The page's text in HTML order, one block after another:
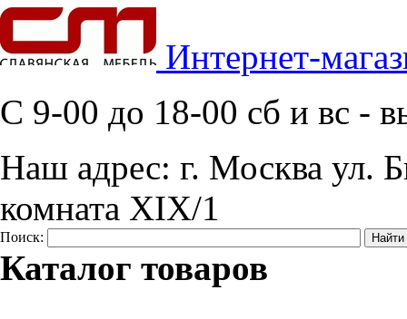
Интернет-
C 9-00 до 18-00 сб и вс -
Наш адрес: г. Москва ул.
комната XIX/1
Поиск:
Каталог товаров